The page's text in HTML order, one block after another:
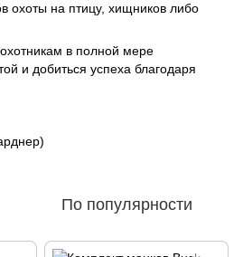
охоты на птицу, хищников либо
в полной мере
и добиться успеха благодаря
По популярности